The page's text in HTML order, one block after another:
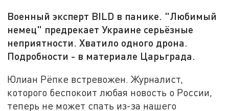
Военный эксперт BILD в панике. "Любимый
немец" предрекает Украине серьёзные
неприятности. Хватило одного дрона.
Подробности - в материале Царьграда.
Юлиан Рёпке встревожен. Журналист,
которого беспокоит любая новость о России,
теперь не может спать из-за нашего